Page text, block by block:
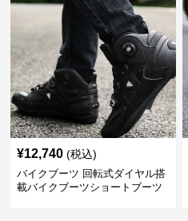
¥12,740 (税込)
バイクブーツ 回転式ダイヤル搭
載バイクブーツショートブーツ